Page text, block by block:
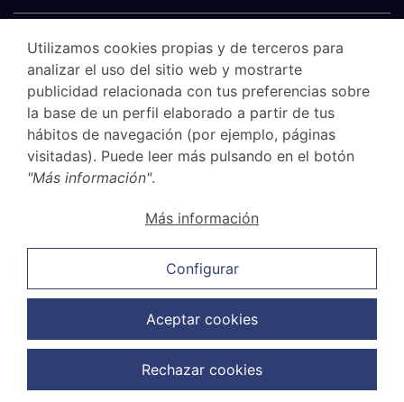
Política de privacidad
Política de protección de datos
Copyright © 2026 G.Elías & Muñoz Abogados. Todos los derechos
Utilizamos cookies propias y de terceros para
analizar el uso del sitio web y mostrarte
publicidad relacionada con tus preferencias sobre
la base de un perfil elaborado a partir de tus
hábitos de navegación (por ejemplo, páginas
visitadas). Puede leer más pulsando en el botón
"Más información".
Más información
Configurar
Aceptar cookies
Rechazar cookies